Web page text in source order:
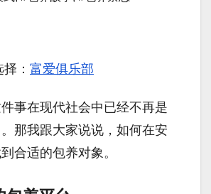
： 富爱俱乐部
事在现代社会中已经不再是
那我跟大家说说，如何在安
合适的包养对象。